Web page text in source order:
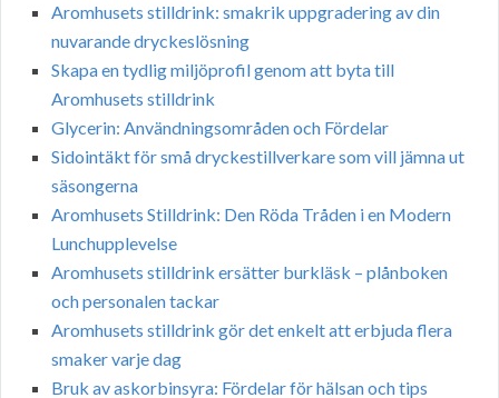
Aromhusets stilldrink: smakrik uppgradering av din
nuvarande dryckeslösning
Skapa en tydlig miljöprofil genom att byta till
Aromhusets stilldrink
Glycerin: Användningsområden och Fördelar
Sidointäkt för små dryckestillverkare som vill jämna ut
säsongerna
Aromhusets Stilldrink: Den Röda Tråden i en Modern
Lunchupplevelse
Aromhusets stilldrink ersätter burkläsk – plånboken
och personalen tackar
Aromhusets stilldrink gör det enkelt att erbjuda flera
smaker varje dag
Bruk av askorbinsyra: Fördelar för hälsan och tips